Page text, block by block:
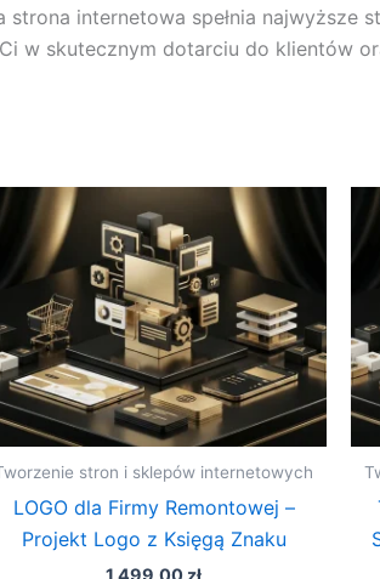
internetowa spełnia najwyższe
w skutecznym dotarciu do klientów
stron i sklepów internetowych
LOGO dla Firmy Remontowej –
Projekt Logo z Księgą Znaku
1 499,00 zł